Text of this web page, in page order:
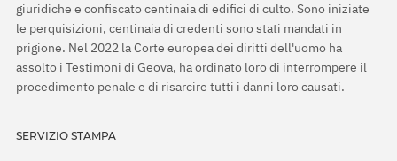
giuridiche e confiscato centinaia di edifici di culto. Sono iniziate
le perquisizioni, centinaia di credenti sono stati mandati in
prigione. Nel 2022 la Corte europea dei diritti dell'uomo ha
assolto i Testimoni di Geova, ha ordinato loro di interrompere il
procedimento penale e di risarcire tutti i danni loro causati.
SERVIZIO STAMPA